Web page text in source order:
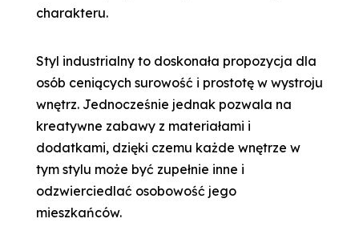
charakteru.
Styl industrialny to doskonała propozycja dla
osób ceniących surowość i prostotę w wystroju
wnętrz. Jednocześnie jednak pozwala na
kreatywne zabawy z materiałami i
dodatkami, dzięki czemu każde wnętrze w
tym stylu może być zupełnie inne i
odzwierciedlać osobowość jego
mieszkańców.